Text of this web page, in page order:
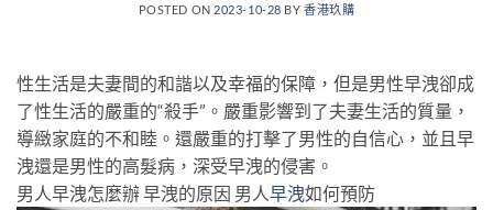
POSTED ON 2023-10-28 BY香港玖購
性生活是夫妻間的和諧以及幸福的保障，但是男性早洩卻成
了性生活的嚴重的“殺手”。嚴重影響到了夫妻生活的質量，
導緻家庭的不和睦。還嚴重的打擊了男性的自信心，並且早
洩還是男性的高髮病，深受早洩的侵害。
男人早洩怎麼辦 早洩的原因 男人早洩如何預防